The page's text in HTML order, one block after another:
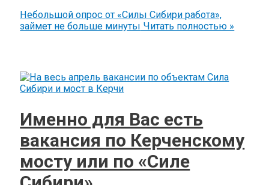
Небольшой опрос от «Силы Сибири работа»,
займет не больше минуты Читать полностью »
Именно для Вас есть
вакансия по Керченскому
мосту или по «Силе